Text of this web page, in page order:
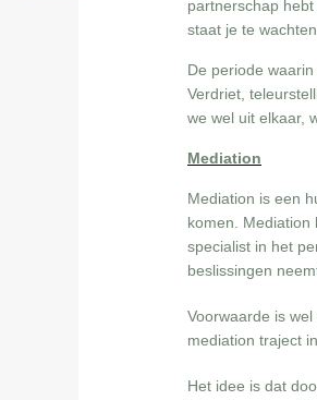
partnerschap
staat je te
De periode
Verdriet,
we wel uit elkaar,
Mediation
Mediation is een
komen. Mediation
specialist in het
beslissingen
Voorwaarde is
mediation traject
Het idee is dat